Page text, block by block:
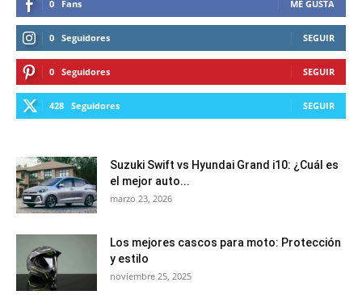
0 Fans ME GUSTA
0 Seguidores SEGUIR
0 Seguidores SEGUIR
428 Seguidores SEGUIR
Suzuki Swift vs Hyundai Grand i10: ¿Cuál es
el mejor auto...
marzo 23, 2026
Los mejores cascos para moto: Protección
y estilo
noviembre 25, 2025